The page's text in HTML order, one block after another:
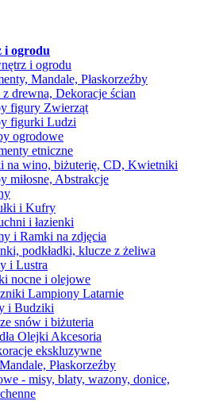
i ogrodu
i ogrodu
Mandale, Płaskorzeźby
drewna, Dekoracje ścian
figury Zwierząt
figurki Ludzi
ogrodowe
etniczne
na wino, biżuterię, CD, Kwietniki
miłosne, Abstrakcje
i Kufry
i łazienki
i Ramki na zdjęcia
podkładki, klucze z żeliwa
i Lustra
nocne i olejowe
Lampiony Latarnie
i Budziki
snów i biżuteria
Olejki Akcesoria
ekskluzywne
Płaskorzeźby
- misy, blaty, wazony, donice,